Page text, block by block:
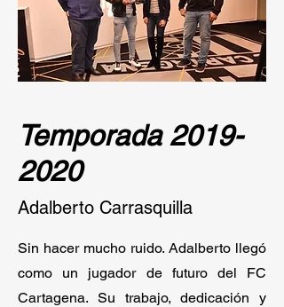
Temporada 2019-
2020
Adalberto Carrasquilla
Sin hacer mucho ruido. Adalberto llegó
como un jugador de futuro del FC
Cartagena. Su trabajo, dedicación y